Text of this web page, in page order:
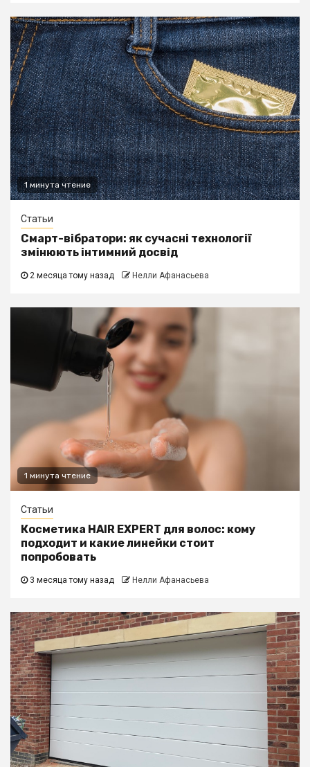
1 минута чтение
Статьи
Смарт-вібратори: як сучасні технології
змінюють інтимний досвід
2 месяца тому назад Нелли Афанасьева
1 минута чтение
Статьи
Косметика HAIR EXPERT для волос: кому
подходит и какие линейки стоит
попробовать
3 месяца тому назад Нелли Афанасьева